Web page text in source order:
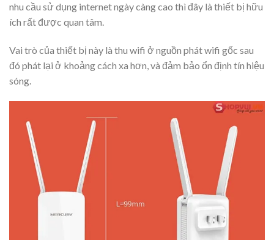
nhu cầu sử dụng internet ngày càng cao thì đây là thiết bị hữu
ích rất được quan tâm.
Vai trò của thiết bị này là thu wifi ở nguồn phát wifi gốc sau
đó phát lại ở khoảng cách xa hơn, và đảm bảo ổn định tín hiệu
sóng.